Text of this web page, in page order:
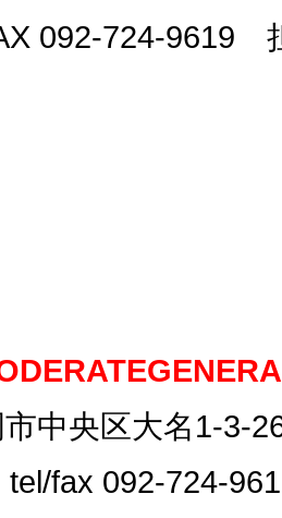
092-724-9619
中央区大名1-3-
tel/fax 092-724-